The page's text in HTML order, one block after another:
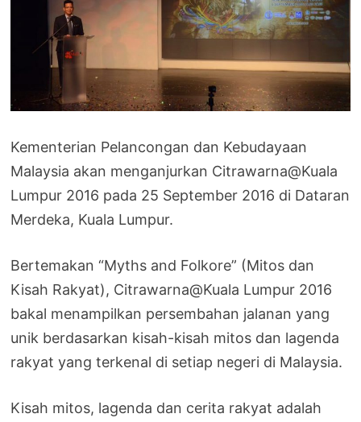
Kementerian Pelancongan dan Kebudayaan
Malaysia akan menganjurkan Citrawarna@Kuala
Lumpur 2016 pada 25 September 2016 di Dataran
Merdeka, Kuala Lumpur.
Bertemakan “Myths and Folkore” (Mitos dan
Kisah Rakyat), Citrawarna@Kuala Lumpur 2016
bakal menampilkan persembahan jalanan yang
unik berdasarkan kisah-kisah mitos dan lagenda
rakyat yang terkenal di setiap negeri di Malaysia.
Kisah mitos, lagenda dan cerita rakyat adalah